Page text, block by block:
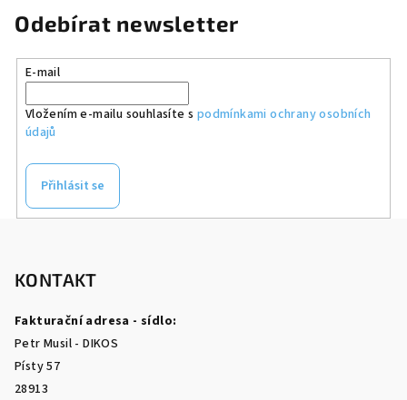
í
k
i
í
Odebírat newsletter
E-mail
Vložením e-mailu souhlasíte s podmínkami ochrany osobních
údajů
Přihlásit se
KONTAKT
Fakturační adresa - sídlo:
Petr Musil - DIKOS
Písty 57
28913